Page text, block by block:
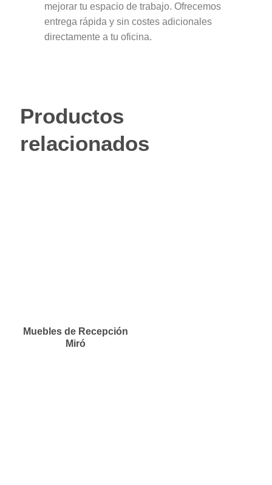
mejorar tu espacio de trabajo. Ofrecemos
entrega rápida y sin costes adicionales
directamente a tu oficina.
Productos
relacionados
Muebles de Recepción
Miró